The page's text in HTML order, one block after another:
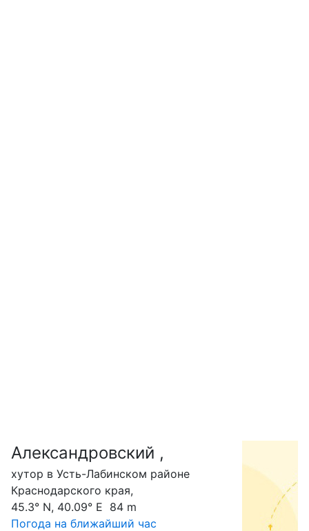
Александровский ,
хутор в Усть-Лабинском районе
Краснодарского края,
45.3° N, 40.09° E 84 m
Погода на ближайший час